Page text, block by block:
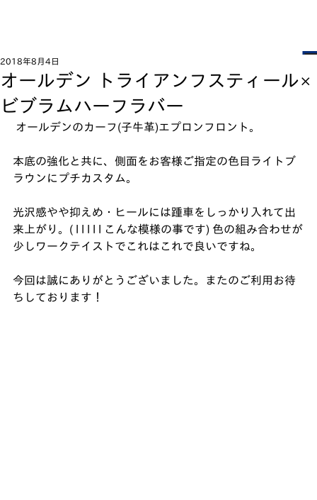
オールデン トライアンフスティール×
ビブラムハーフラバー
2018年8月4日
オールデンのカーフ(子牛革)エプロンフロント。﻿
本底の強化と共に、側面をお客様ご指定の色目ライトブ
ラウンにプチカスタム。﻿
光沢感やや抑えめ・ヒールには踵車をしっかり入れて出
来上がり。( l l l l l こんな模様の事です) 色の組み合わせが
少しワークテイストでこれはこれで良いですね。﻿
今回は誠にありがとうございました。またのご利用お待
ちしております！﻿